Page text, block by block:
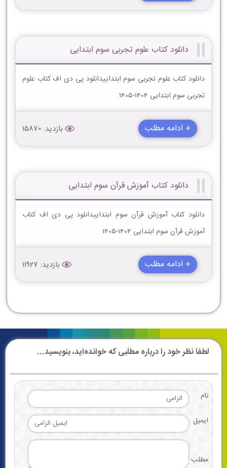
دانلود کتاب علوم تجربی سوم ابتدایی
دانلود کتاب علوم تجربی سوم ابتداییدانلود پی دی اف کتاب علوم
تجربی سوم ابتدایی 1404-1405
+ ادامه مطلب بازدید: 15870
دانلود کتاب آموزش قرآن سوم ابتدایی
دانلود کتاب آموزش قرآن سوم ابتداییدانلود پی دی اف کتاب
آموزش قرآن سوم ابتدایی 1404-1405
+ ادامه مطلب بازدید: 11927
لطفا نظر خود را درباره مطلبی که خوانده‌اید، بنویسید...
نام
ایمیل
مطلب